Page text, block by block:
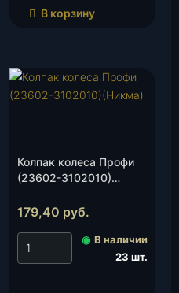
В корзину
Колпак колеса Профи
(23602-3102010)
179,40 руб.
◉ В наличии
23 шт.